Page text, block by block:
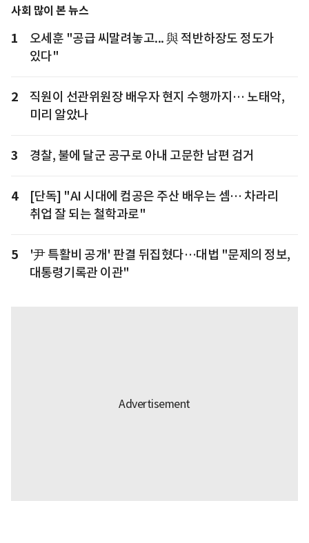
사회 많이 본 뉴스
1
오세훈 "공급 씨말려놓고... 與 적반하장도 정도가
있다"
2
직원이 선관위원장 배우자 현지 수행까지… 노태악,
미리 알았나
3 경찰, 불에 달군 공구로 아내 고문한 남편 검거
4
[단독] "AI 시대에 컴공은 주산 배우는 셈… 차라리
취업 잘 되는 철학과로"
5
'尹 특활비 공개' 판결 뒤집혔다…대법 "문제의 정보,
대통령기록관 이관"